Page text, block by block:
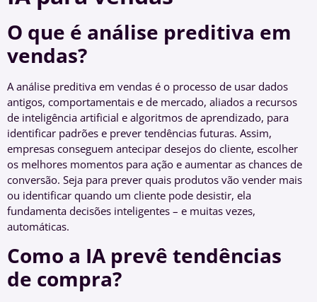
O que é análise preditiva em
vendas?
A análise preditiva em vendas é o processo de usar dados
antigos, comportamentais e de mercado, aliados a recursos
de inteligência artificial e algoritmos de aprendizado, para
identificar padrões e prever tendências futuras. Assim,
empresas conseguem antecipar desejos do cliente, escolher
os melhores momentos para ação e aumentar as chances de
conversão. Seja para prever quais produtos vão vender mais
ou identificar quando um cliente pode desistir, ela
fundamenta decisões inteligentes – e muitas vezes,
automáticas.
Como a IA prevê tendências
de compra?